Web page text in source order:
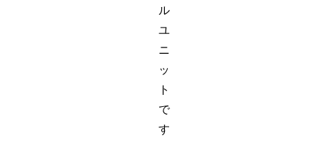
ル
ユ
ニ
ッ
ト
で
す